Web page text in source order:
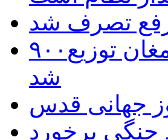
رفع تصرف شد
۹۰۰هزار اصله نهال توسط ایستگاه بذر و نهال مغان توزیع
شد
جهانی قدس
جنگی برخورد